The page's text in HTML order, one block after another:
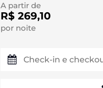
A partir de
R$ 269,10
por noite